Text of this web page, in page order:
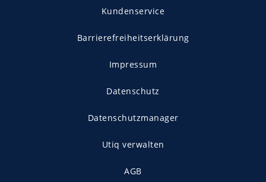
Kundenservice
Barrierefreiheitserklärung
Impressum
Datenschutz
Datenschutzmanager
Utiq verwalten
AGB